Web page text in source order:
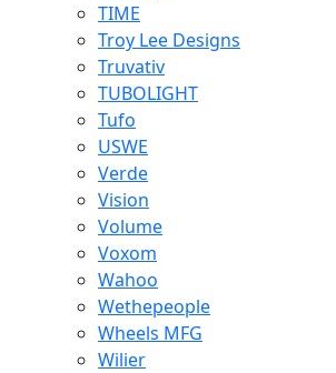
TIME
Troy Lee Designs
Truvativ
TUBOLIGHT
Tufo
USWE
Verde
Vision
Volume
Voxom
Wahoo
Wethepeople
Wheels MFG
Wilier